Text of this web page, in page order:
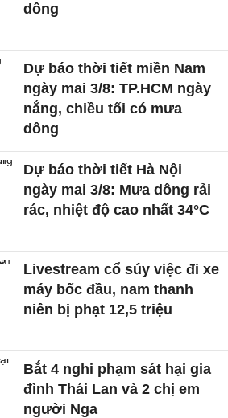
dông
Dự báo thời tiết miền Nam
ngày mai 3/8: TP.HCM ngày
nắng, chiều tối có mưa
dông
Dự báo thời tiết Hà Nội
ngày mai 3/8: Mưa dông rải
rác, nhiệt độ cao nhất 34°C
Livestream cổ súy việc đi xe
máy bốc đầu, nam thanh
niên bị phạt 12,5 triệu
Bắt 4 nghi phạm sát hại gia
đình Thái Lan và 2 chị em
người Nga